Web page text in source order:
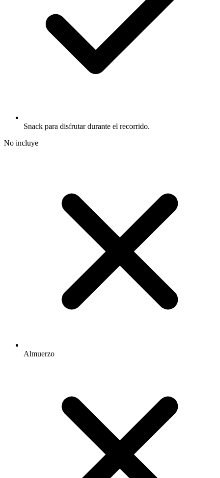
Snack para disfrutar durante el recorrido.
No incluye
Almuerzo